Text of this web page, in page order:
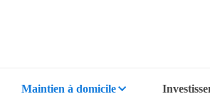
Maintien à domicile